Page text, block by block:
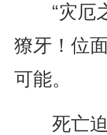
“灾厄之
獠牙！位
可能。
死亡迫